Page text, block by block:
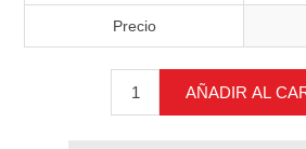
Precio
AÑADIR AL